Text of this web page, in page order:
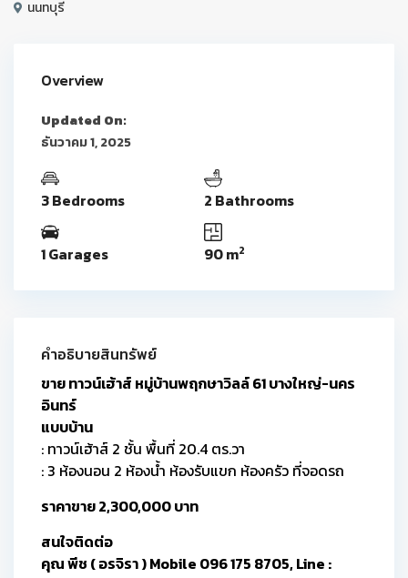
นนทบุรี
Overview
Updated On:
ธันวาคม 1, 2025
3 Bedrooms 2 Bathrooms
1 Garages 90 m2
คำอธิบายสินทรัพย์
ขาย ทาวน์เฮ้าส์ หมู่บ้านพฤกษาวิลล์ 61 บางใหญ่-นคร
อินทร์
แบบบ้าน
: ทาวน์เฮ้าส์ 2 ชั้น พื้นที่ 20.4 ตร.วา
: 3 ห้องนอน 2 ห้องน้ำ ห้องรับแขก ห้องครัว ที่จอดรถ
ราคาขาย 2,300,000 บาท
สนใจติดต่อ
คุณ พีช ( อรจิรา ) Mobile 096 175 8705, Line :